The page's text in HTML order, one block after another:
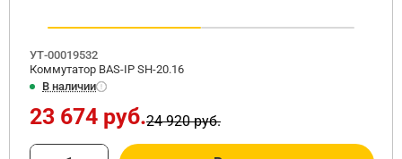
УТ-00019532
Коммутатор BAS-IP SH-20.16
В наличии
23 674 руб.24 920 руб.